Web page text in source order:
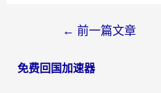
← 前一篇文章
免费回国加速器